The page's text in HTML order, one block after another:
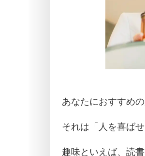
あなたにおすすめ
それは「人を喜ば
趣味といえば、読